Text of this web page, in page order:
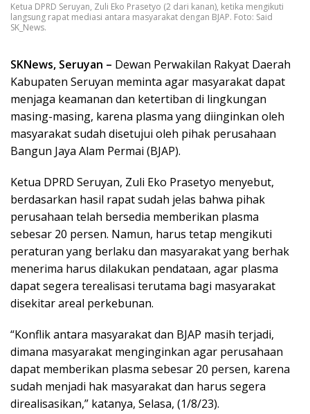
Ketua DPRD Seruyan, Zuli Eko Prasetyo (2 dari kanan), ketika mengikuti
langsung rapat mediasi antara masyarakat dengan BJAP. Foto: Said
SK_News.
SKNews, Seruyan – Dewan Perwakilan Rakyat Daerah
Kabupaten Seruyan meminta agar masyarakat dapat
menjaga keamanan dan ketertiban di lingkungan
masing-masing, karena plasma yang diinginkan oleh
masyarakat sudah disetujui oleh pihak perusahaan
Bangun Jaya Alam Permai (BJAP).
Ketua DPRD Seruyan, Zuli Eko Prasetyo menyebut,
berdasarkan hasil rapat sudah jelas bahwa pihak
perusahaan telah bersedia memberikan plasma
sebesar 20 persen. Namun, harus tetap mengikuti
peraturan yang berlaku dan masyarakat yang berhak
menerima harus dilakukan pendataan, agar plasma
dapat segera terealisasi terutama bagi masyarakat
disekitar areal perkebunan.
“Konflik antara masyarakat dan BJAP masih terjadi,
dimana masyarakat menginginkan agar perusahaan
dapat memberikan plasma sebesar 20 persen, karena
sudah menjadi hak masyarakat dan harus segera
direalisasikan,” katanya, Selasa, (1/8/23).